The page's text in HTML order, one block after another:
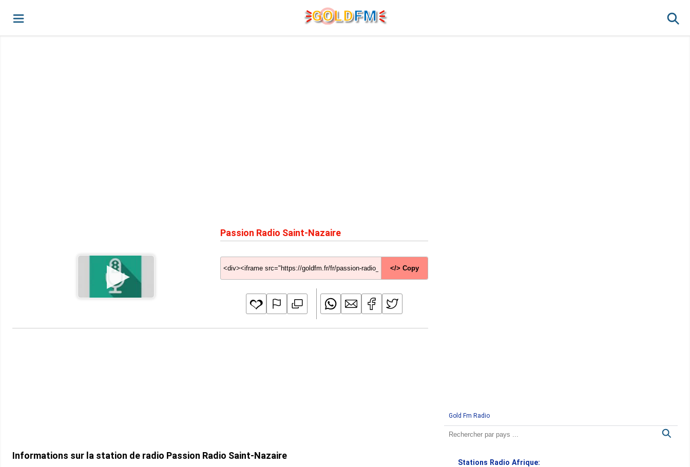
GOLDFM
Passion Radio Saint-Nazaire
</> Copy
Informations sur la station de radio Passion Radio Saint-Nazaire
Gold Fm Radio
Stations Radio Afrique: